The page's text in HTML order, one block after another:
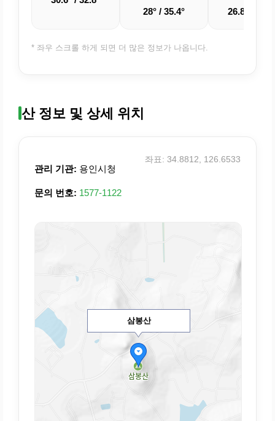
28° / 35.4° 26.8° /
* 좌우 스크롤 하게 되면 더 많은 정보가 나옵니다.
산 정보 및 상세 위치
관리 기관: 용인시청
문의 번호: 1577-1122
좌표: 34.8812, 126.6533
삼봉산